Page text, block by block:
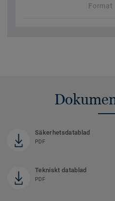
Format
Säkerhetsdatablad
PDF
Tekniskt datablad
PDF